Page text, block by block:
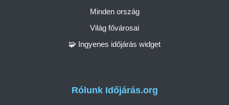
Rólunk Időjárás.org
Minden ország
Világ fővárosai
🧩 Ingyenes időjárás widget